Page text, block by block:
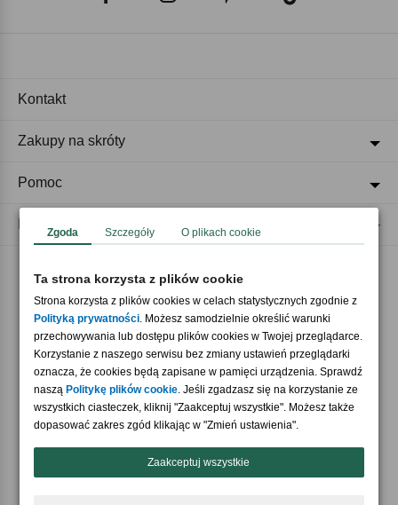
Akceptujemy płatności
Nasi partnerzy
Kontakt
Zakupy na skróty
Pomoc
Regulaminy
Zgoda Szczegóły O plikach cookie
Ta strona korzysta z plików cookie
Strona korzysta z plików cookies w celach statystycznych zgodnie z
Polityką prywatności. Możesz samodzielnie określić warunki
przechowywania lub dostępu plików cookies w Twojej przeglądarce.
Korzystanie z naszego serwisu bez zmiany ustawień przeglądarki
oznacza, że cookies będą zapisane w pamięci urządzenia. Sprawdź
naszą Politykę plików cookie. Jeśli zgadzasz się na korzystanie ze
wszystkich ciasteczek, kliknij "Zaakceptuj wszystkie". Możesz także
dopasować zakres zgód klikając w "Zmień ustawienia".
Zaakceptuj wszystkie